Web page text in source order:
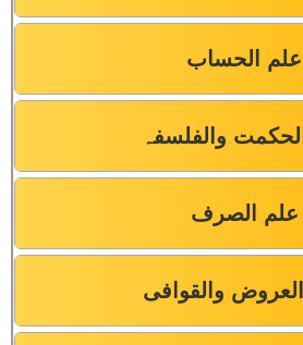
علم الحساب
والفلسفہ
علم الصرف
والقوافی